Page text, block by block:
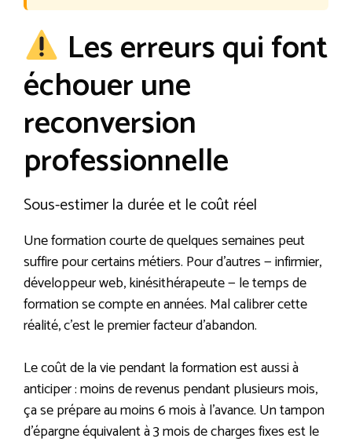
Les erreurs qui font
échouer une
reconversion
professionnelle
Sous-estimer la durée et le coût réel
Une formation courte de quelques semaines peut
suffire pour certains métiers. Pour d’autres — infirmier,
développeur web, kinésithérapeute — le temps de
formation se compte en années. Mal calibrer cette
réalité, c’est le premier facteur d’abandon.
Le coût de la vie pendant la formation est aussi à
anticiper : moins de revenus pendant plusieurs mois,
ça se prépare au moins 6 mois à l’avance. Un tampon
d’épargne équivalent à 3 mois de charges fixes est le